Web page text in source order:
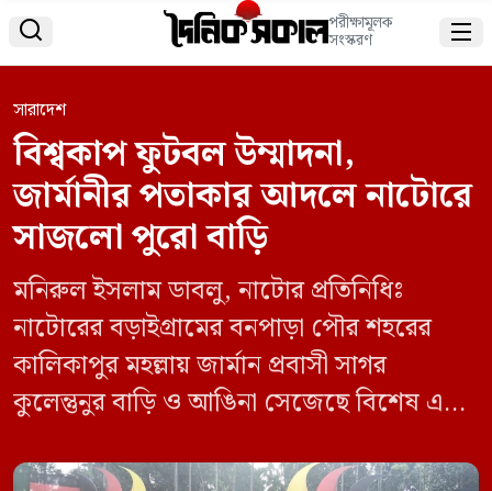
 পরীক্ষামূলক
সংস্করণ 
সারাদেশ
বিশ্বকাপ ফুটবল উম্মাদনা,
জার্মানীর পতাকার আদলে নাটোরে
সাজলো পুরো বাড়ি
মনিরুল ইসলাম ডাবলু, নাটোর প্রতিনিধিঃ
নাটোরের বড়াইগ্রামের বনপাড়া পৌর শহরের
কালিকাপুর মহল্লায় জার্মান প্রবাসী সাগর
কুলেন্তুনুর বাড়ি ও আঙিনা সেজেছে বিশেষ এক
আঙিনায় বিশ্বকাপ ফুটবল খেলায় জার্মানির পক্ষে